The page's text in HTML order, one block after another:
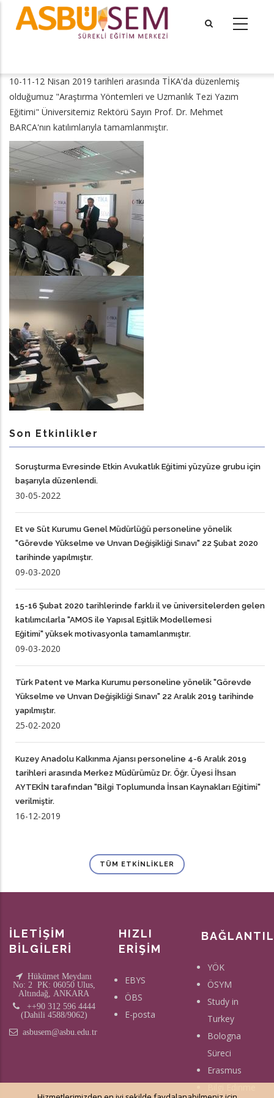
içeriğe
10-11-12 Nisan 2019 tarihleri arasında TİKA'da düzenlemiş
olduğumuz "Araştırma Yöntemleri ve Uzmanlık Tezi Yazım
Eğitimi" Üniversitemiz Rektörü Sayın Prof. Dr. Mehmet
BARCA'nın katılımlarıyla tamamlanmıştır.
Son Etkinlikler
Soruşturma Evresinde Etkin Avukatlık Eğitimi yüzyüze grubu için
başarıyla düzenlendi.
30-05-2022
Et ve Süt Kurumu Genel Müdürlüğü personeline yönelik
"Görevde Yükselme ve Unvan Değişikliği Sınavı" 22 Şubat 2020
tarihinde yapılmıştır.
09-03-2020
15-16 Şubat 2020 tarihlerinde farklı il ve üniversitelerden gelen
katılımcılarla "AMOS ile Yapısal Eşitlik Modellemesi
Eğitimi" yüksek motivasyonla tamamlanmıştır.
09-03-2020
Türk Patent ve Marka Kurumu personeline yönelik "Görevde
Yükselme ve Unvan Değişikliği Sınavı" 22 Aralık 2019 tarihinde
yapılmıştır.
25-02-2020
Kuzey Anadolu Kalkınma Ajansı personeline 4-6 Aralık 2019
tarihleri arasında Merkez Müdürümüz Dr. Öğr. Üyesi İhsan
AYTEKİN tarafından "Bilgi Toplumunda İnsan Kaynakları Eğitimi"
verilmiştir.
16-12-2019
TÜM ETKINLIKLER
İLETİŞİM
BİLGİLERİ
Hükümet Meydanı
No: 2 PK: 06050 Ulus,
Altındağ, ANKARA
++90 312 596 4444
(Dahili 4588/9062)
asbusem@asbu.edu.tr
HIZLI
ERİŞİM
EBYS
ÖBS
E-posta
YÖK
ÖSYM
Study in
Turkey
Bologna
Süreci
Erasmus